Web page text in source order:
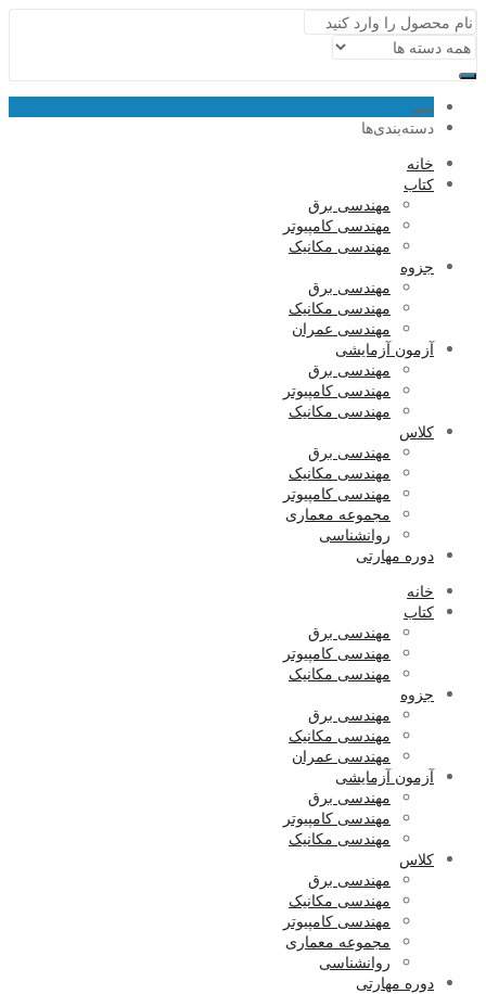
منو
دسته‌بندی‌ها
خانه
کتاب
مهندسی برق
مهندسی کامپیوتر
مهندسی مکانیک
جزوه
مهندسی برق
مهندسی مکانیک
مهندسی عمران
آزمون آزمایشی
مهندسی برق
مهندسی کامپیوتر
مهندسی مکانیک
کلاس
مهندسی برق
مهندسی مکانیک
مهندسی کامپیوتر
مجموعه معماری
روانشناسی
دوره مهارتی
خانه
کتاب
مهندسی برق
مهندسی کامپیوتر
مهندسی مکانیک
جزوه
مهندسی برق
مهندسی مکانیک
مهندسی عمران
آزمون آزمایشی
مهندسی برق
مهندسی کامپیوتر
مهندسی مکانیک
کلاس
مهندسی برق
مهندسی مکانیک
مهندسی کامپیوتر
مجموعه معماری
روانشناسی
دوره مهارتی